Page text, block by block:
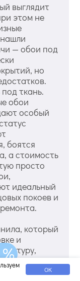
выглядит
этом не
— обои под
но
ткань.
обои
особый
боятся
а стоимость
просто
идеальный
покоев и
который
и
или
ОК